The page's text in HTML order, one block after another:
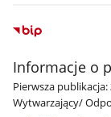
Informacje o
Pierwsza publikacja:
Wytwarzający/